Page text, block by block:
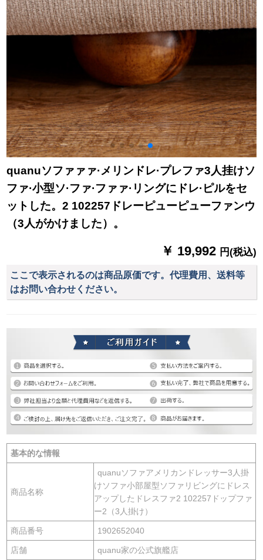
quanuソファァァ·メリンドレ·プレファ3人挂けソ
ファ·小型ソ·ファ·ファァ·リングにドレ·ピルをセ
ットした。2 102257ドレーピューピューファンウ
（3人がかけました）。
￥ 19,992 円(税込)
ここで表示されるのは商品原価です。代理費用、送料等
はお問い合わせください。
基本的な情報
商品名称
quanuソファアメリカンドレッサー3人掛
けソファ小部屋型ソファリビングにドレス
アップしたドレスファ2 102257ドップファ
ー2（3人掛け）
商品番号 1902652040
店舗 quanu家の公式旗艦店